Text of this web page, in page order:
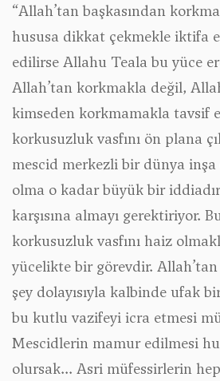
“Allah’tan başkasından
hususa dikkat çekmekle iktifa
edilirse Allahu Teala bu yüce
Allah’tan korkmakla değil,
kimseden korkmamakla tavsif
korkusuzluk vasfını ön plana
mescid merkezli bir dünya inşa
olma o kadar büyük bir
karşısına almayı gerektiriyor.
korkusuzluk vasfını haiz
yücelikte bir görevdir.
şey dolayısıyla kalbinde ufak
bu kutlu vazifeyi icra etmesi
Mescidlerin mamur edilmesi
olursak... Asri müfessirlerin